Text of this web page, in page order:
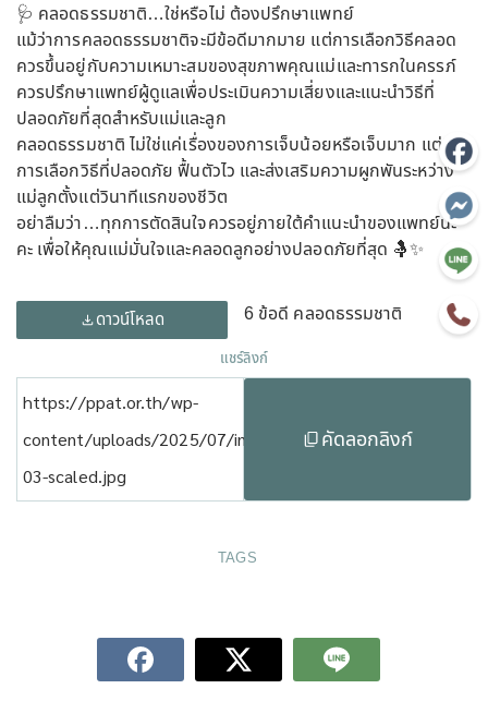
🩺 คลอดธรรมชาติ…ใช่หรือไม่ ต้องปรึกษาแพทย์
แม้ว่าการคลอดธรรมชาติจะมีข้อดีมากมาย แต่การเลือกวิธีคลอด
ควรขึ้นอยู่กับความเหมาะสมของสุขภาพคุณแม่และทารกในครรภ์
ควรปรึกษาแพทย์ผู้ดูแลเพื่อประเมินความเสี่ยงและแนะนำวิธีที่
ปลอดภัยที่สุดสำหรับแม่และลูก
คลอดธรรมชาติ ไม่ใช่แค่เรื่องของการเจ็บน้อยหรือเจ็บมาก แต่คือ
การเลือกวิธีที่ปลอดภัย ฟื้นตัวไว และส่งเสริมความผูกพันระหว่าง
แม่ลูกตั้งแต่วินาทีแรกของชีวิต
อย่าลืมว่า…ทุกการตัดสินใจควรอยู่ภายใต้คำแนะนำของแพทย์นะ
คะ เพื่อให้คุณแม่มั่นใจและคลอดลูกอย่างปลอดภัยที่สุด 🤱✨
ดาวน์โหลด 6 ข้อดี คลอดธรรมชาติ
แชร์ลิงก์
https://ppat.or.th/wp-
content/uploads/2025/07/info-
03-scaled.jpg
คัดลอกลิงก์
TAGS